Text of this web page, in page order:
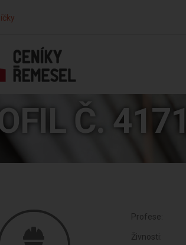
Č. 4171
Profese:
Živnosti: